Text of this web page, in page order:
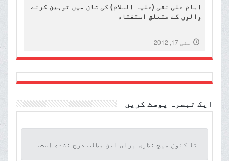
امام علی نقی (علیہ السلام) کی شان میں توہین کرنے
والوں کے متعلق استفتاء
مئی 17, 2012
ایک تبصرہ پوسٹ کریں
تا کنون هیچ نظری برای این مطلب درج نشده است.